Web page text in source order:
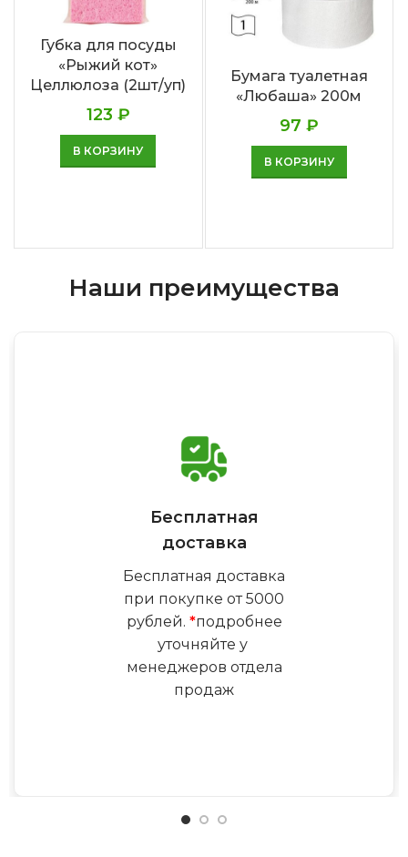
Губка для посуды
«Рыжий кот»
Целлюлоза (2шт/уп)
123 ₽
В КОРЗИНУ
Бумага туалетная
«Любаша» 200м
97 ₽
В КОРЗИНУ
Наши преимущества
Бесплатная
доставка
Бесплатная доставка
при покупке от 5000
рублей. *подробнее
уточняйте у
менеджеров отдела
продаж